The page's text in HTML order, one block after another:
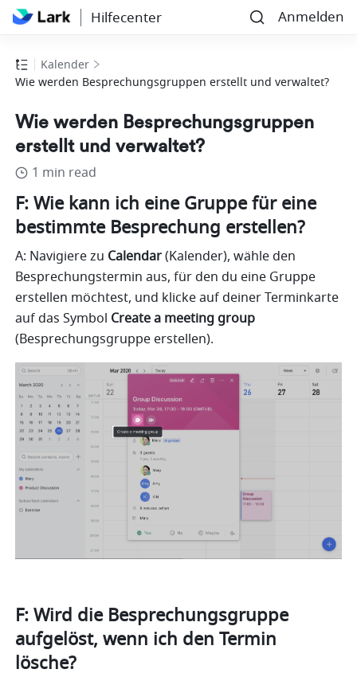
Hilfecenter Anmelden
Kalender
Wie werden Besprechungsgruppen erstellt und verwaltet?
Wie werden Besprechungsgruppen
erstellt und verwaltet?
1 min read
F: Wie kann ich eine Gruppe für eine
bestimmte Besprechung erstellen?
A: Navigiere zu Calendar (Kalender), wähle den
Besprechungstermin aus, für den du eine Gruppe
erstellen möchtest, und klicke auf deiner Terminkarte
auf das Symbol Create a meeting group
(Besprechungsgruppe erstellen).
F: Wird die Besprechungsgruppe
aufgelöst, wenn ich den Termin
lösche?